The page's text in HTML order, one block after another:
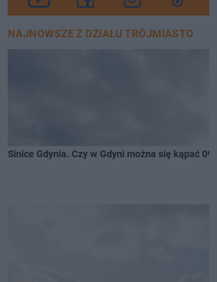
NAJNOWSZE Z DZIAŁU TRÓJMIASTO
Sinice Gdynia. Czy w Gdyni można się kąpać